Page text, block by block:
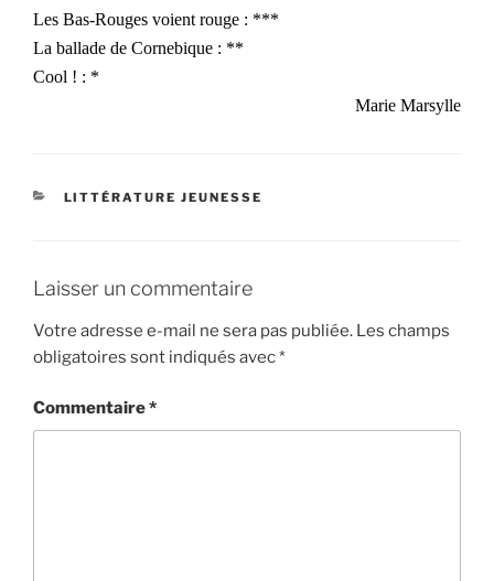
Les Bas-Rouges voient rouge : ***
La ballade de Cornebique : **
Cool ! : *
Marie Marsylle
CATÉGORIES
LITTÉRATURE JEUNESSE
Laisser un commentaire
Votre adresse e-mail ne sera pas publiée. Les champs
obligatoires sont indiqués avec*
Commentaire*